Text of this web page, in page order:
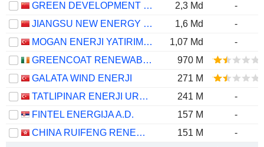
GREEN DEVELOPMENT ELECTRICITY GROUP OF TIANJIN CO., LTD.
2,3 Md
-
JIANGSU NEW ENERGY DEVELOPMENT CO., LTD.
1,6 Md
-
MOGAN ENERJI YATIRIM HOLDING ANONIM SIRKETI
1,07 Md
-
GREENCOAT RENEWABLES PLC
970 M
GALATA WIND ENERJI
271 M
TATLIPINAR ENERJI URETIM
241 M
-
FINTEL ENERGIJA A.D.
157 M
-
CHINA RUIFENG RENEWABLE ENERGY HOLDINGS LIMITED
151 M
-